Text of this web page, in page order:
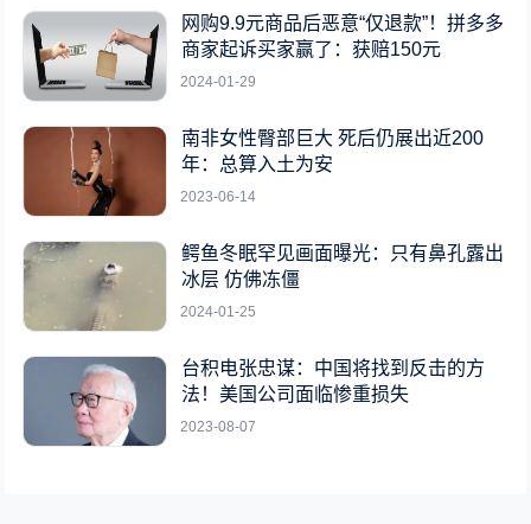
网购9.9元商品后恶意“仅退款”！拼多多
商家起诉买家赢了：获赔150元
2024-01-29
南非女性臀部巨大 死后仍展出近200
年：总算入土为安
2023-06-14
鳄鱼冬眠罕见画面曝光：只有鼻孔露出
冰层 仿佛冻僵
2024-01-25
台积电张忠谋：中国将找到反击的方
法！美国公司面临惨重损失
2023-08-07